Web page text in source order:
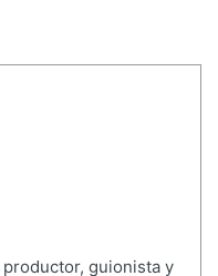
guionista y